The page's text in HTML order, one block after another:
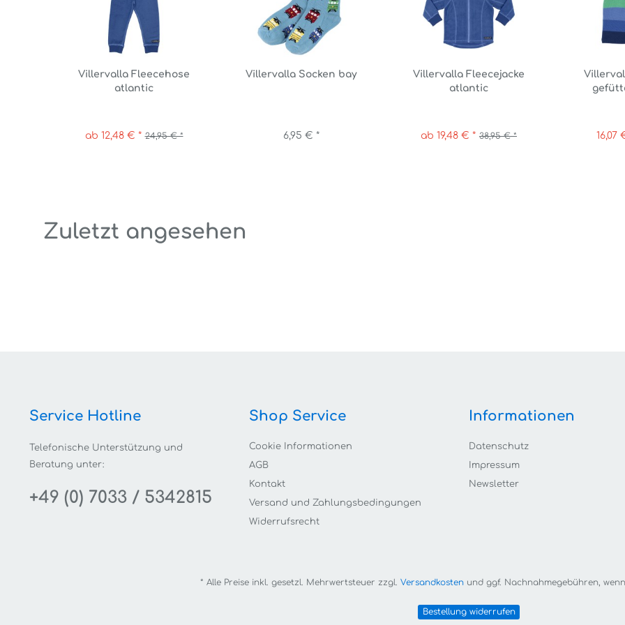
Villervalla Fleecehose
atlantic
ab 12,48 € * 24,95 € *
Villervalla Socken bay
6,95 € *
Villervalla Fleecejacke
atlantic
ab 19,48 € * 38,95 € * 16,07
Zuletzt angesehen
Service Hotline
Telefonische Unterstützung und
Beratung unter:
+49 (0) 7033 / 5342815
Shop Service
Cookie Informationen
AGB
Kontakt
Versand und Zahlungsbedingungen
Widerrufsrecht
Informationen
Datenschutz
Impressum
Newsletter
* Alle Preise inkl. gesetzl. Mehrwertsteuer zzgl. Versandkostenund ggf. Nachnahmegebühren,
Bestellung widerrufen